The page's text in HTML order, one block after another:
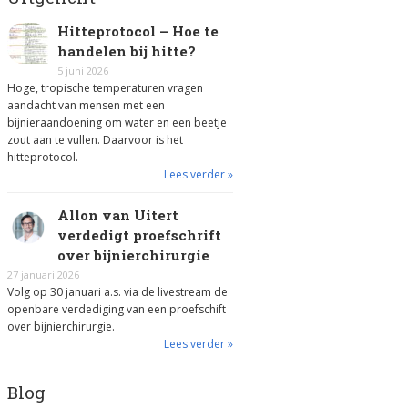
Hitteprotocol – Hoe te
handelen bij hitte?
5 juni 2026
Hoge, tropische temperaturen vragen
aandacht van mensen met een
bijnieraandoening om water en een beetje
zout aan te vullen. Daarvoor is het
hitteprotocol.
Lees verder »
Allon van Uitert
verdedigt proefschrift
over bijnierchirurgie
27 januari 2026
Volg op 30 januari a.s. via de livestream de
openbare verdediging van een proefschift
over bijnierchirurgie.
Lees verder »
Blog